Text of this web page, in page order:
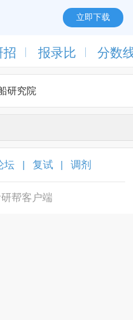
立即下载
招 报录比 分数
坛 复试 调剂
帮客户端